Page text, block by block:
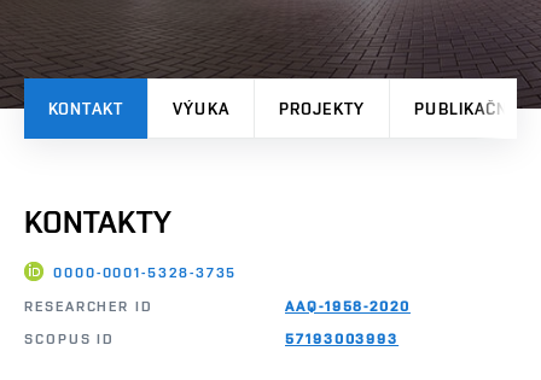
KONTAKT VÝUKA PROJEKTY PUBLIKAČNÍ
KONTAKTY
0000-0001-5328-3735
RESEARCHER ID
AAQ-1958-2020
SCOPUS ID
57193003993